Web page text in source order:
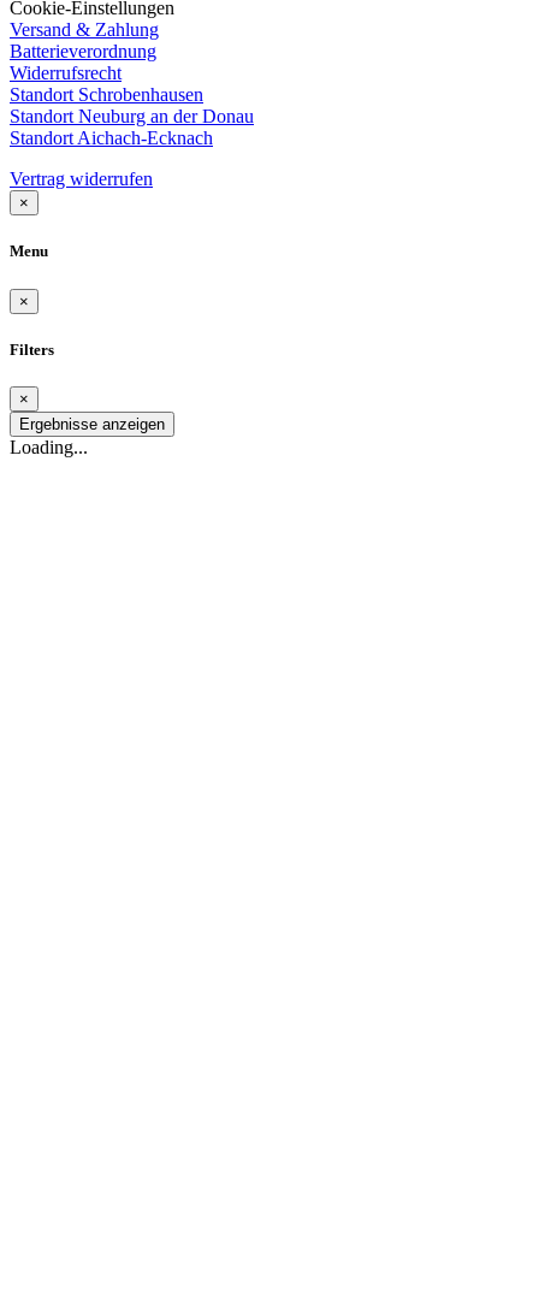
Cookie-Einstellungen
Versand & Zahlung
Batterieverordnung
Widerrufsrecht
Standort Schrobenhausen
Standort Neuburg an der Donau
Standort Aichach-Ecknach
Vertrag widerrufen
×
Menu
×
Filters
×
Ergebnisse anzeigen
Loading...